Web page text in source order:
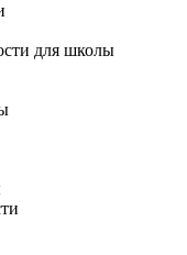
для школы